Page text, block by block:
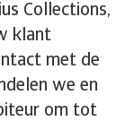
Collections,
klant
met de
we en
om tot